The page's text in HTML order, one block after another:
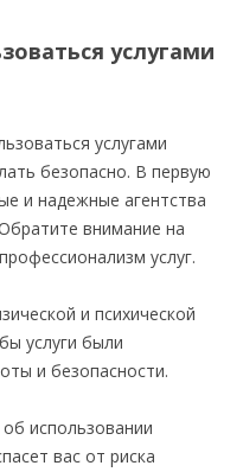
услугами
услугами
безопасно. В первую
и надежные агентства
внимание на
услуг.
и психической
услуги были
и безопасности.
использовании
вас от риска